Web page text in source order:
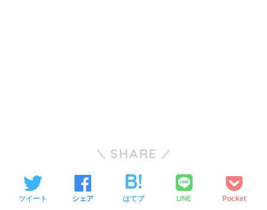
SHARE
ツイート シェア はてブ LINE Pocket